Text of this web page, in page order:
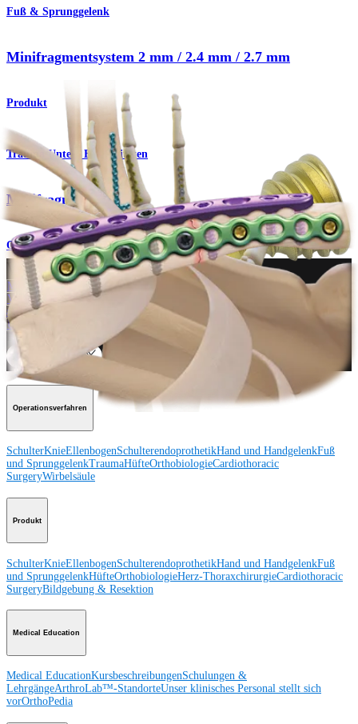
Fuß & Sprunggelenk
Minifragmentsystem 2 mm / 2.4 mm / 2.7 mm
Produkt
Trauma Untere Extremitäten
Minifragmentsystem
Operationsverfahren
Wie können wir Ihnen helfen?
Medizinproduktberater:in kontaktieren
Veranstaltungen, Lab-Vorführungen und Schulungsmöglichkeiten
ansehen
Unseren Newsletter abonnieren
Besuchen Sie uns
Operationsverfahren
SchulterKnieEllenbogenSchulterendoprothetikHand und HandgelenkFuß
und SprunggelenkTraumaHüfteOrthobiologieCardiothoracic
SurgeryWirbelsäule
Produkt
SchulterKnieEllenbogenSchulterendoprothetikHand und HandgelenkFuß
und SprunggelenkHüfteOrthobiologieHerz-ThoraxchirurgieCardiothoracic
SurgeryBildgebung & Resektion
Medical Education
Medical EducationKursbeschreibungenSchulungen &
LehrgängeArthroLab™-StandorteUnser klinisches Personal stellt sich
vorOrthoPedia